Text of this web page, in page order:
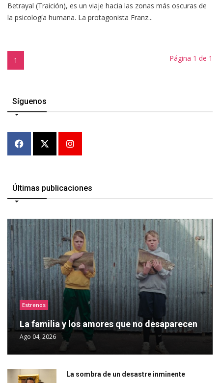
Betrayal (Traición), es un viaje hacia las zonas más oscuras de
la psicología humana. La protagonista Franz...
1 Página 1 de 1
Síguenos
Últimas publicaciones
Estrenos
La familia y los amores que no desaparecen
Ago 04, 2026
La sombra de un desastre inminente